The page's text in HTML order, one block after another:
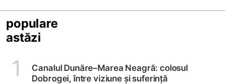
populare
astăzi
1
Canalul Dunăre–Marea Neagră: colosul
Dobrogei, între viziune și suferință